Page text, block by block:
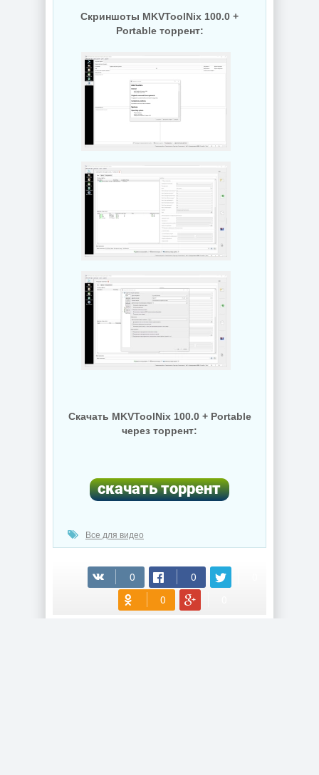
Скриншоты MKVToolNix 100.0 +
Portable торрент:
Скачать MKVToolNix 100.0 + Portable
через торрент:
(cкачиваний: 32)
Все для видео